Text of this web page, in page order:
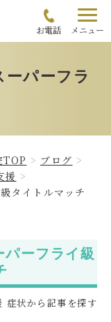
お電話 メニュー
ーパーフラ
TOP
ブログ
援
タイトルマッチ
ーフライ級
症状から記事を探す